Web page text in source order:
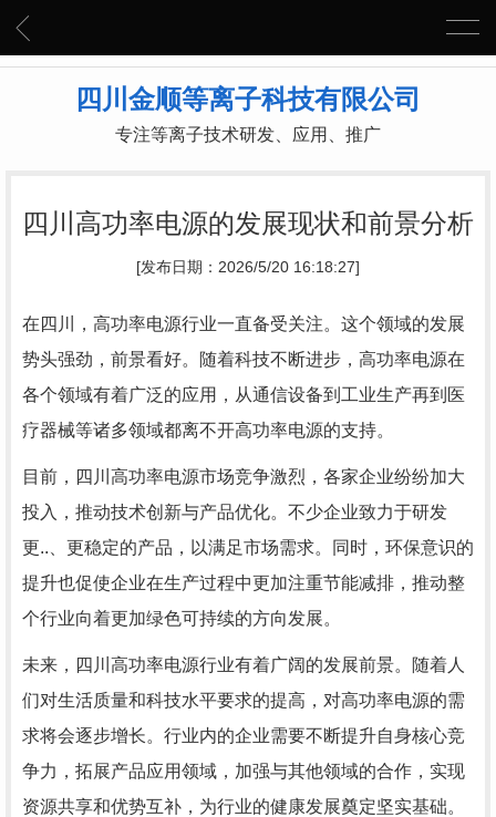
四川金顺等离子科技有限公司
专注等离子技术研发、应用、推广
四川高功率电源的发展现状和前景分析
[发布日期：2026/5/20 16:18:27]
在四川，高功率电源行业一直备受关注。这个领域的发展
势头强劲，前景看好。随着科技不断进步，高功率电源在
各个领域有着广泛的应用，从通信设备到工业生产再到医
疗器械等诸多领域都离不开高功率电源的支持。
目前，四川高功率电源市场竞争激烈，各家企业纷纷加大
投入，推动技术创新与产品优化。不少企业致力于研发
更..、更稳定的产品，以满足市场需求。同时，环保意识的
提升也促使企业在生产过程中更加注重节能减排，推动整
个行业向着更加绿色可持续的方向发展。
未来，四川高功率电源行业有着广阔的发展前景。随着人
们对生活质量和科技水平要求的提高，对高功率电源的需
求将会逐步增长。行业内的企业需要不断提升自身核心竞
争力，拓展产品应用领域，加强与其他领域的合作，实现
资源共享和优势互补，为行业的健康发展奠定坚实基础。